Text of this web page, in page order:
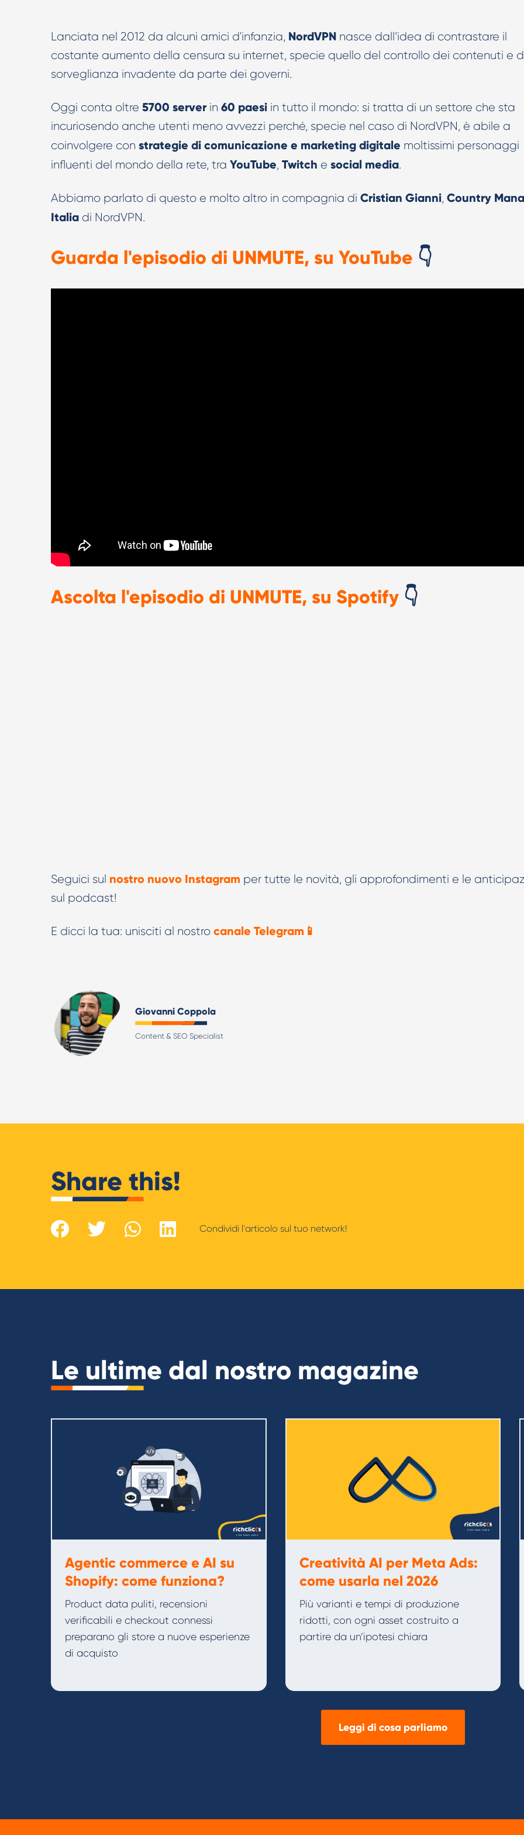
Lanciata nel 2012 da alcuni amici d'infanzia, NordVPN nasce dall’idea di contrastare il
costante aumento della censura su internet, specie quello del controllo dei contenuti e
sorveglianza invadente da parte dei governi.
Oggi conta oltre 5700 server in 60 paesi in tutto il mondo: si tratta di un settore che sta
incuriosendo anche utenti meno avvezzi perché, specie nel caso di NordVPN, è abile a
coinvolgere con strategie di comunicazione e marketing digitale moltissimi personaggi
influenti del mondo della rete, tra YouTube, Twitch e social media.
Abbiamo parlato di questo e molto altro in compagnia di Cristian Gianni, Country
Italia di NordVPN.
Guarda l'episodio di UNMUTE, su YouTube 👇
Ascolta l'episodio di UNMUTE, su Spotify 👇
Seguici sul nostro nuovo Instagram per tutte le novità, gli approfondimenti e le
sul podcast!
E dicci la tua: unisciti al nostro canale Telegram📱
Giovanni Coppola
Content & SEO Specialist
Share this!
Condividi l'articolo sul tuo network!
Le ultime dal nostro magazine
Agentic commerce e AI su
Shopify: come funziona?
Product data puliti, recensioni
verificabili e checkout connessi
preparano gli store a nuove esperienze
di acquisto
Creatività AI per Meta Ads:
come usarla nel 2026
Più varianti e tempi di produzione
ridotti, con ogni asset costruito a
partire da un’ipotesi chiara
Leggi di cosa parliamo